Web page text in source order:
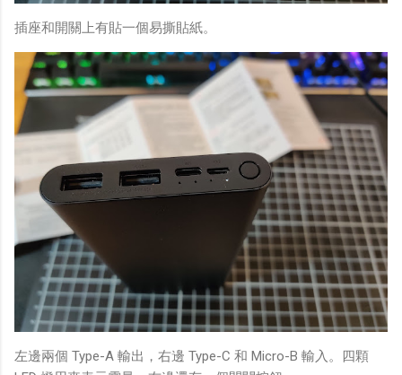
插座和開關上有貼一個易撕貼紙。
左邊兩個 Type-A 輸出，右邊 Type-C 和 Micro-B 輸入。四顆